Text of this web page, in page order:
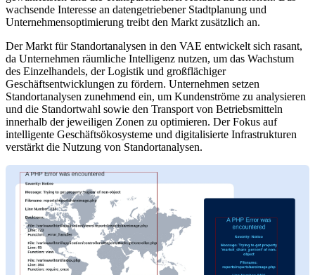
wachsende Interesse an datengetriebener Stadtplanung und
Unternehmensoptimierung treibt den Markt zusätzlich an.
Der Markt für Standortanalysen in den VAE entwickelt sich rasant,
da Unternehmen räumliche Intelligenz nutzen, um das Wachstum
des Einzelhandels, der Logistik und großflächiger
Geschäftsentwicklungen zu fördern. Unternehmen setzen
Standortanalysen zunehmend ein, um Kundenströme zu analysieren
und die Standortwahl sowie den Transport von Betriebsmitteln
innerhalb der jeweiligen Zonen zu optimieren. Der Fokus auf
intelligente Geschäftsökosysteme und digitalisierte Infrastrukturen
verstärkt die Nutzung von Standortanalysen.